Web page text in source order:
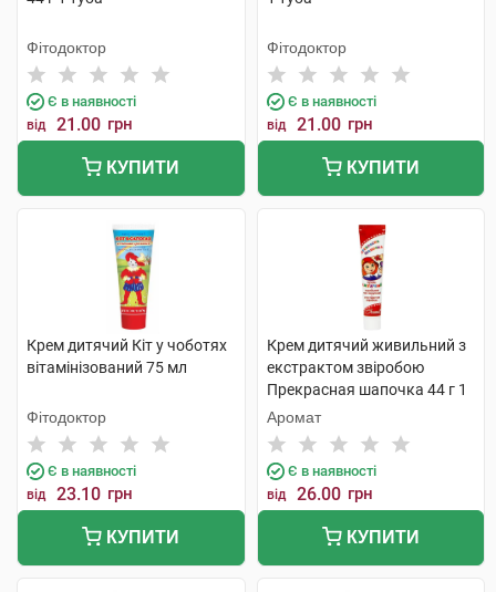
Фітодоктор
Є в наявності
від 21.00 грн
КУПИТИ
Фітодоктор
Є в наявності
від 21.00 грн
КУПИТИ
Крем дитячий Кіт у чоботях
вітамінізований 75 мл
Фітодоктор
Є в наявності
від 23.10 грн
КУПИТИ
Крем дитячий живильний з
екстрактом звіробою
Прекрасная шапочка 44 г 1
туба
Аромат
Є в наявності
від 26.00 грн
КУПИТИ